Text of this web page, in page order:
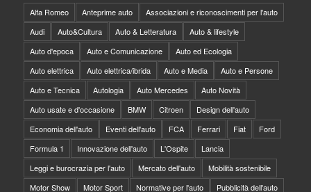
Alfa Romeo Anteprime auto
Associazioni e riconoscimenti per l'auto
Audi
Auto&Cultura Auto & Letteratura
Auto & lifestyle
Auto d'epoca
Auto e Comunicazione
Auto ed Ecologia
Auto elettrica
Auto elettrica/ibrida Auto e Media
Auto e Persone
Auto e Tecnica
Autologia Auto Mercedes
Auto Novità
Auto usate e d'occasione
BMW Citroen
Design dell'auto
Economia dell'auto
Eventi dell'auto FCA Ferrari Fiat
Ford
Formula 1
Innovazione dell'auto L'Ospite
Lancia
Leggi e burocrazia per l'auto
Mercato dell'auto
Mobilità sostenibile
Motor Show
Motor Sport Normative per l'auto
Pubblicità dell'auto